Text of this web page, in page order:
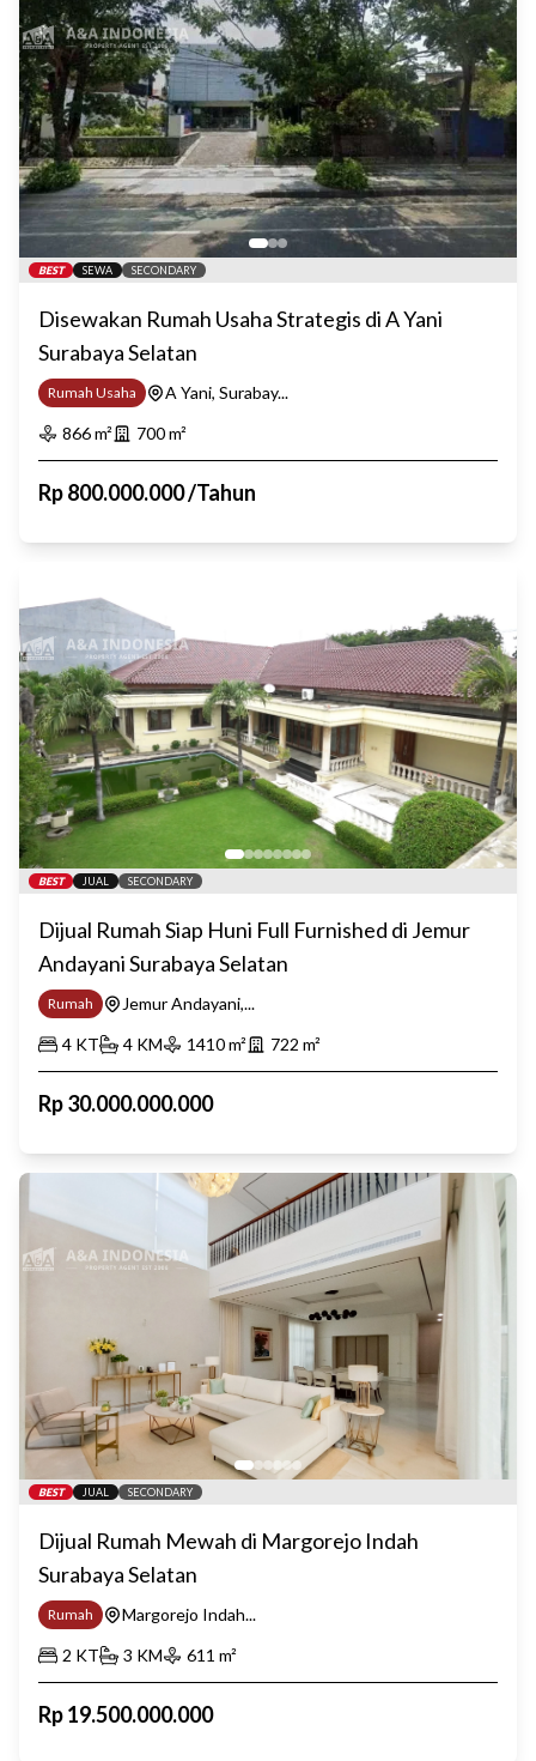
BEST SEWA SECONDARY
Disewakan Rumah Usaha Strategis di A Yani
Surabaya Selatan
Rumah Usaha
A Yani, Surabay...
866m² 700m²
Rp800.000.000/Tahun
BEST JUAL SECONDARY
Dijual Rumah Siap Huni Full Furnished di Jemur
Andayani Surabaya Selatan
Rumah
Jemur Andayani,...
4 KT 4 KM 1410m² 722 m²
Rp30.000.000.000
BEST JUAL SECONDARY
Dijual Rumah Mewah di Margorejo Indah
Surabaya Selatan
Rumah
Margorejo Indah...
2 KT 3 KM 611 m²
Rp19.500.000.000